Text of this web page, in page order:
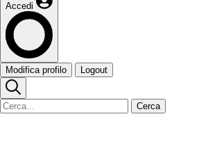
Accedi
Modifica profilo Logout
Cerca